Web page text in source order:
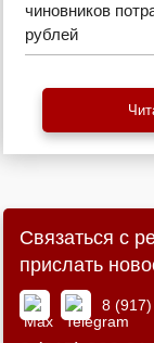
чиновников
рублей
Связаться с
прислать
8